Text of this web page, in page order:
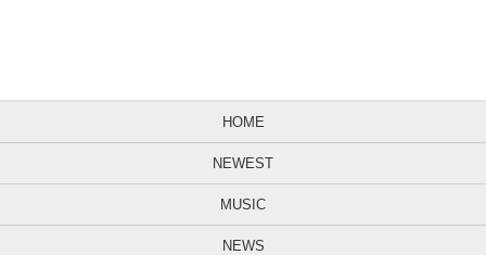
HOME
NEWEST
MUSIC
NEWS